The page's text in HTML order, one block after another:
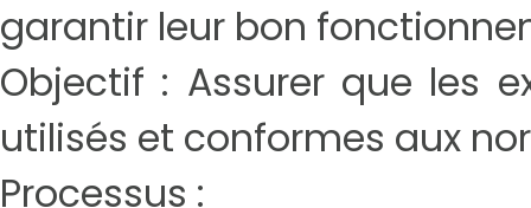
garantir leur bon
Objectif : Assurer que les
utilisés et conformes aux
Processus :